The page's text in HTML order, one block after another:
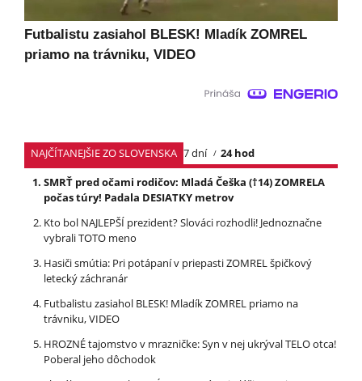
Futbalistu zasiahol BLESK! Mladík ZOMREL
priamo na trávniku, VIDEO
NAJČÍTANEJŠIE ZO SLOVENSKA 7 dní
24 hod
SMRŤ pred očami rodičov: Mladá Češka (†14) ZOMRELA
počas túry! Padala DESIATKY metrov
Kto bol NAJLEPŠÍ prezident? Slováci rozhodli! Jednoznačne
vybrali TOTO meno
Hasiči smútia: Pri potápaní v priepasti ZOMREL špičkový
letecký záchranár
Futbalistu zasiahol BLESK! Mladík ZOMREL priamo na
trávniku, VIDEO
HROZNÉ tajomstvo v mrazničke: Syn v nej ukrýval TELO otca!
Poberal jeho dôchodok